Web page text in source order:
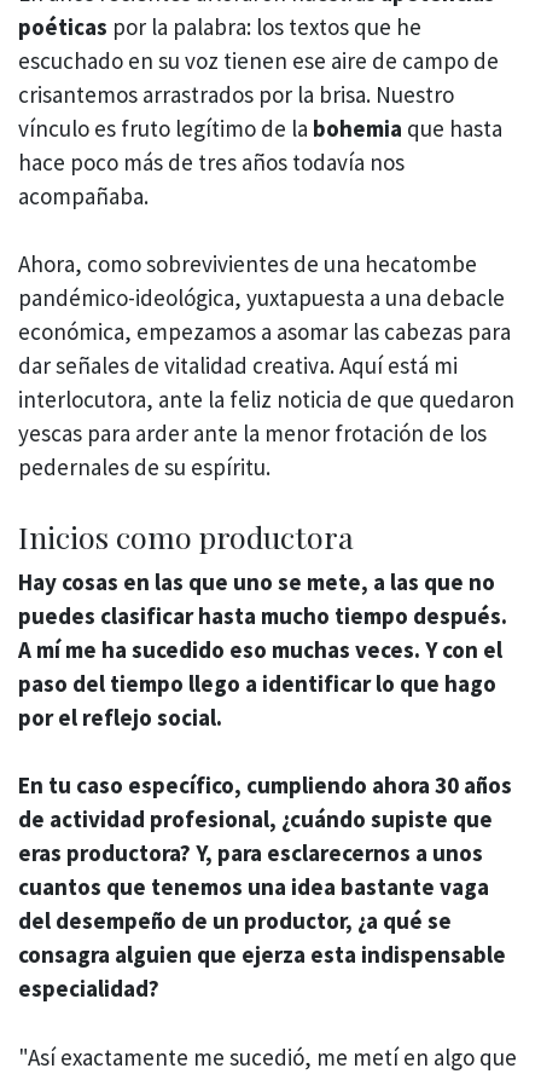
poéticas por la palabra: los textos que he
escuchado en su voz tienen ese aire de campo de
crisantemos arrastrados por la brisa. Nuestro
vínculo es fruto legítimo de la bohemia que hasta
hace poco más de tres años todavía nos
acompañaba.
Ahora, como sobrevivientes de una hecatombe
pandémico-ideológica, yuxtapuesta a una debacle
económica, empezamos a asomar las cabezas para
dar señales de vitalidad creativa. Aquí está mi
interlocutora, ante la feliz noticia de que quedaron
yescas para arder ante la menor frotación de los
pedernales de su espíritu.
Inicios como productora
Hay cosas en las que uno se mete, a las que no
puedes clasificar hasta mucho tiempo después.
A mí me ha sucedido eso muchas veces. Y con el
paso del tiempo llego a identificar lo que hago
por el reflejo social.
En tu caso específico, cumpliendo ahora 30 años
de actividad profesional, ¿cuándo supiste que
eras productora? Y, para esclarecernos a unos
cuantos que tenemos una idea bastante vaga
del desempeño de un productor, ¿a qué se
consagra alguien que ejerza esta indispensable
especialidad?
"Así exactamente me sucedió, me metí en algo que